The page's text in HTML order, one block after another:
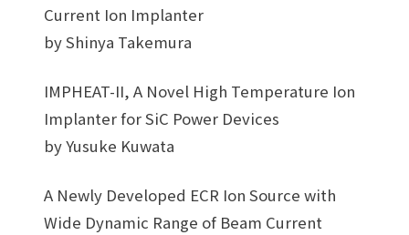
Current Ion Implanter
by Shinya Takemura
IMPHEAT-II, A Novel High Temperature Ion
Implanter for SiC Power Devices
by Yusuke Kuwata
A Newly Developed ECR Ion Source with
Wide Dynamic Range of Beam Current